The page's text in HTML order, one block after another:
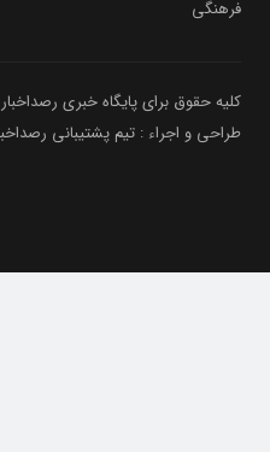
فرهنگی
کلیه حقوق برای پایگاه خبری
طراحی و اجراء : تیم پشتیبانی